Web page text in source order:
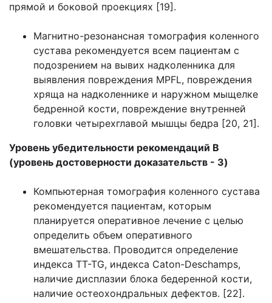
прямой и боковой проекциях [19].
Магнитно-резонансная томография коленного
сустава рекомендуется всем пациентам с
подозрением на вывих надколенника для
выявления повреждения MPFL, повреждения
хряща на надколеннике и наружном мыщелке
бедренной кости, повреждение внутренней
головки четырехглавой мышцы бедра [20, 21].
Уровень убедительности рекомендаций B
(уровень достоверности доказательств - 3)
Компьютерная томография коленного сустава
рекомендуется пациентам, которым
планируется оперативное лечение с целью
определить объем оперативного
вмешательства. Проводится определение
индекса TT-TG, индекса Caton-Deschamps,
наличие дисплазии блока бедеренной кости,
наличие остеохондральных дефектов. [22].